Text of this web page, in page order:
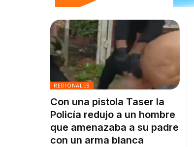
REGIONALES
Con una pistola Taser la
Policía redujo a un hombre
que amenazaba a su padre
con un arma blanca